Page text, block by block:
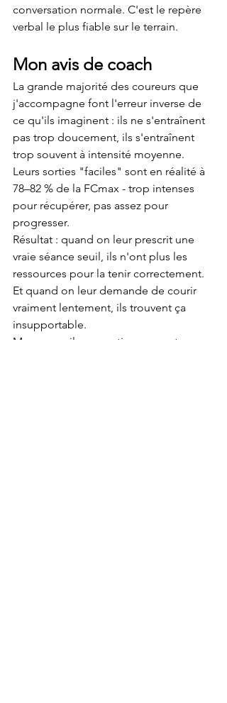
conversation normale. C'est le repère
verbal le plus fiable sur le terrain.
Mon avis de coach
La grande majorité des coureurs que
j'accompagne font l'erreur inverse de
ce qu'ils imaginent : ils ne s'entraînent
pas trop doucement, ils s'entraînent
trop souvent à intensité moyenne.
Leurs sorties "faciles" sont en réalité à
78–82 % de la FCmax - trop intenses
pour récupérer, pas assez pour
progresser.
Résultat : quand on leur prescrit une
vraie séance seuil, ils n'ont plus les
ressources pour la tenir correctement.
Et quand on leur demande de courir
vraiment lentement, ils trouvent ça
insupportable.
Mon conseil pragmatique : avant